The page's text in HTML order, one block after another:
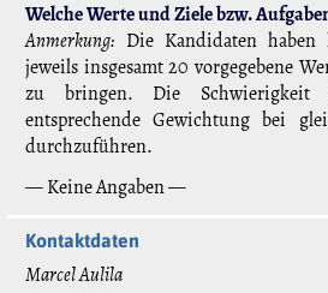
Welche Werte und Ziele bzw.
Anmerkung: Die Kandidaten
jeweils insgesamt 20 vorgegebene
zu bringen. Die Schwierigkeit
entsprechende Gewichtung bei
durchzuführen.
— Keine Angaben —
Kontaktdaten
Marcel Aulila